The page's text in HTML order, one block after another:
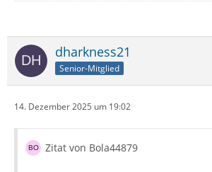
dharkness21
Senior-Mitglied
14. Dezember 2025 um 19:02
Zitat von Bola44879